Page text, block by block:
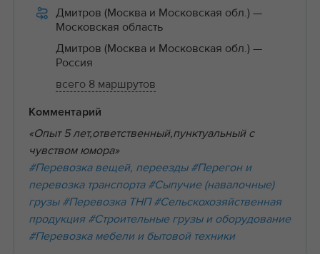
Дмитров (Москва и Московская обл.) —
Московская область
Дмитров (Москва и Московская обл.) —
Россия
всего 8 маршрутов
Комментарий
«Опыт 5 лет,ответственный,пунктуальный с
чувством юмора»
#Перевозка вещей, переезды #Перегон и
перевозка транспорта #Сыпучие (навалочные)
грузы #Перевозка ТНП #Сельскохозяйственная
продукция #Строительные грузы и оборудование
#Перевозка мебели и бытовой техники